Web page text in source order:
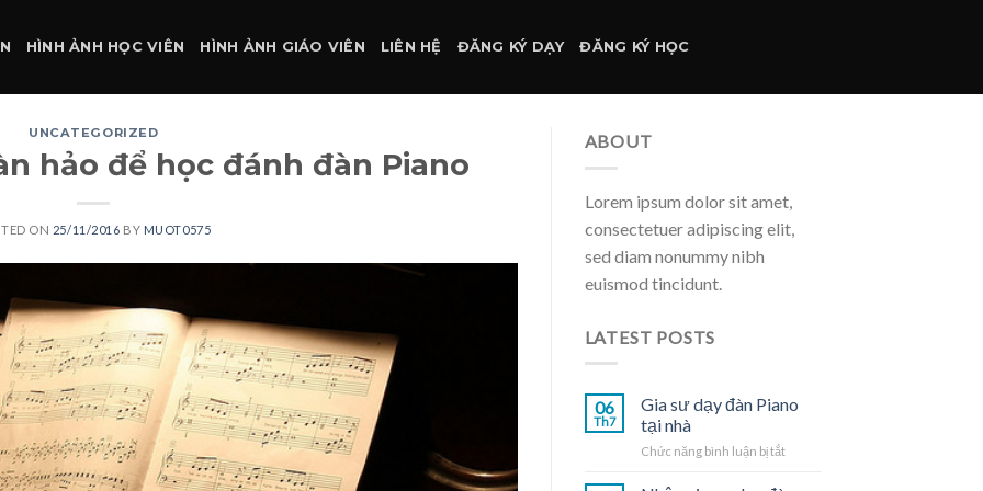
HÌNH ẢNH HỌC VIÊN HÌNH ẢNH GIÁO VIÊN LIÊN HỆ ĐĂNG KÝ DẠY ĐĂNG KÝ HỌC
UNCATEGORIZED
hảo để học đánh đàn Piano
ON 25/11/2016 BY MUOT0575
ABOUT
Lorem ipsum dolor sit amet,
consectetuer adipiscing elit,
sed diam nonummy nibh
euismod tincidunt.
LATEST POSTS
06
Th7
Gia sư dạy đàn Piano
tại nhà
Chức năng bình luận bị tắtở